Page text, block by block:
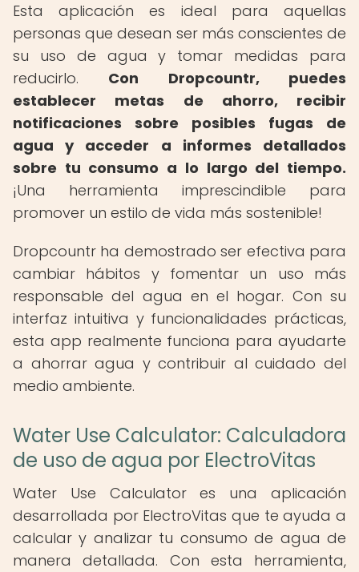
Esta aplicación es ideal para aquellas
personas que desean ser más conscientes de
su uso de agua y tomar medidas para
reducirlo. Con Dropcountr, puedes
establecer metas de ahorro, recibir
notificaciones sobre posibles fugas de
agua y acceder a informes detallados
sobre tu consumo a lo largo del tiempo.
¡Una herramienta imprescindible para
promover un estilo de vida más sostenible!
Dropcountr ha demostrado ser efectiva para
cambiar hábitos y fomentar un uso más
responsable del agua en el hogar. Con su
interfaz intuitiva y funcionalidades prácticas,
esta app realmente funciona para ayudarte
a ahorrar agua y contribuir al cuidado del
medio ambiente.
Water Use Calculator: Calculadora
de uso de agua por ElectroVitas
Water Use Calculator es una aplicación
desarrollada por ElectroVitas que te ayuda a
calcular y analizar tu consumo de agua de
manera detallada. Con esta herramienta,